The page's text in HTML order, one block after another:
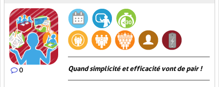
0 Quand simplicité et efficacité vont de pair !